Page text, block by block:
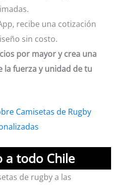
recibe una cotización
sin costo.
por mayor y crea una
la fuerza y unidad de tu
Camisetas de Rugby
a todo Chile
de rugby a las